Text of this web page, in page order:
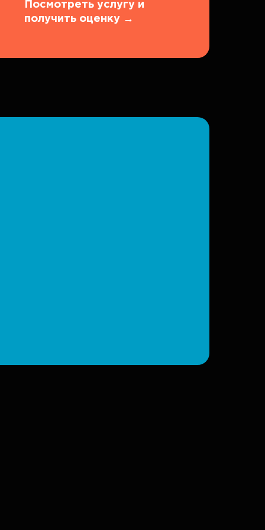
Посмотреть услугу и
получить оценку →